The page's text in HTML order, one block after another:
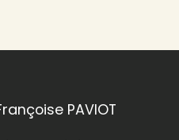
PAVIOT